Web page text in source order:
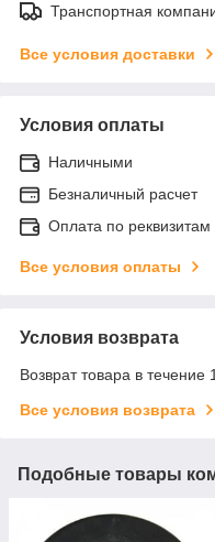
Транспортная
Все условия доставки
Условия оплаты
Наличными
Безналичный расчет
Оплата по реквизитам
Все условия оплаты
Условия возврата
Возврат товара в течение
Все условия возврата
Подобные товары